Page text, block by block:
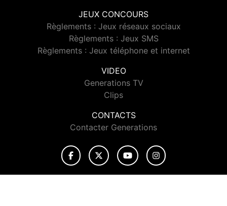
JEUX CONCOURS
Règlements : Jeux réseaux sociaux
Règlements : Jeux SMS
Règlements : Jeux téléphone et internet
VIDEO
Generations TV
Clips
CONTACTS
Contacter Generations